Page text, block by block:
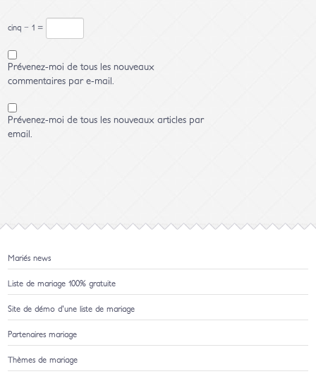
cinq − 1 =
Prévenez-moi de tous les nouveaux
commentaires par e-mail.
Prévenez-moi de tous les nouveaux articles par
email.
Mariés news
Liste de mariage 100% gratuite
Site de démo d'une liste de mariage
Partenaires mariage
Thèmes de mariage